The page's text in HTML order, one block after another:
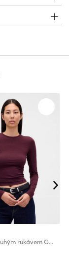
Tričko s dlouhým rukávem Gap